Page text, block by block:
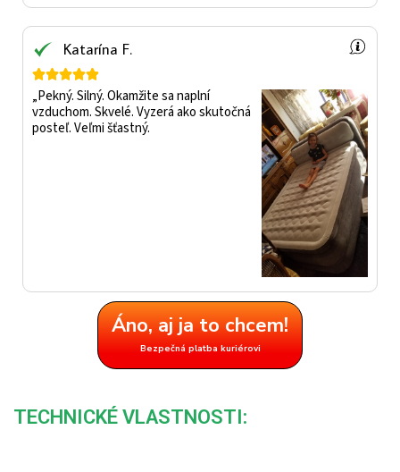
Katarína F.

„Pekný. Silný. Okamžite sa naplní
vzduchom. Skvelé. Vyzerá ako skutočná
posteľ. Veľmi šťastný.
Áno, aj ja to chcem!
Bezpečná platba kuriérovi
TECHNICKÉ VLASTNOSTI: